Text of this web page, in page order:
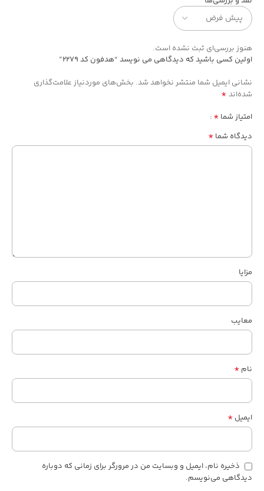
هنوز بررسی‌ای ثبت نشده است.
اولین کسی باشید که دیدگاهی می نویسد “هدفون کد 2279”
نشانی ایمیل شما منتشر نخواهد شد. بخش‌های موردنیاز علامت‌گذاری
شده‌اند *
امتیاز شما *
دیدگاه شما *
مزایا
معایب
نام *
ایمیل *
ذخیره نام، ایمیل و وبسایت من در مرورگر برای زمانی که دوباره
دیدگاهی می‌نویسم.